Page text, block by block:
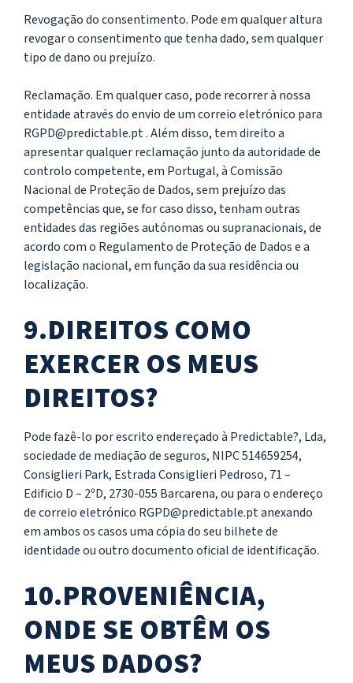
Revogação do consentimento. Pode em qualquer altura
revogar o consentimento que tenha dado, sem qualquer
tipo de dano ou prejuízo.
Reclamação. Em qualquer caso, pode recorrer à nossa
entidade através do envio de um correio eletrónico para
RGPD@predictable.pt . Além disso, tem direito a
apresentar qualquer reclamação junto da autoridade de
controlo competente, em Portugal, à Comissão
Nacional de Proteção de Dados, sem prejuízo das
competências que, se for caso disso, tenham outras
entidades das regiões autónomas ou supranacionais, de
acordo com o Regulamento de Proteção de Dados e a
legislação nacional, em função da sua residência ou
localização.
9.DIREITOS COMO
EXERCER OS MEUS
DIREITOS?
Pode fazê-lo por escrito endereçado à Predictable?, Lda,
sociedade de mediação de seguros, NIPC 514659254,
Consiglieri Park, Estrada Consiglieri Pedroso, 71 –
Edificio D – 2ºD, 2730-055 Barcarena, ou para o endereço
de correio eletrónico RGPD@predictable.pt anexando
em ambos os casos uma cópia do seu bilhete de
identidade ou outro documento oficial de identificação.
10.PROVENIÊNCIA,
ONDE SE OBTÊM OS
MEUS DADOS?